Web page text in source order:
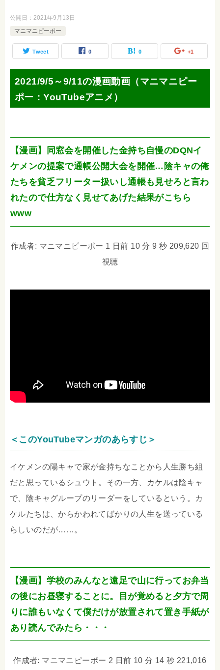
公開日： 2021年9月13日
マニマニピーポー
Tweet 0 0 +1
2021/9/5～9/11の漫画動画（マニマニピー
ポー：YouTubeアニメ）
【漫画】同窓会を開催した金持ち自慢のDQNイ
ケメンの提案で通帳公開大会を開催…陰キャの俺
たちを貧乏フリーター扱いし通帳も見せろと言わ
れたので仕方なく見せてあげた結果がこちら
www
作成者: マニマニピーポー 1 日前 10 分 9 秒 209,620 回
視聴
＜このYouTubeマンガのあらすじ＞
イケメンの陽キャで家が金持ちなことから人生勝ち組
だと思っているシュウト。その一方、カケルは陰キャ
で、陰キャグループのリーダーをしているという。カ
ケルたちは、からかわれてばかりの人生を送っている
らしいのだが……。
【漫画】学校のみんなと遠足で山に行ってお弁当
の後にお昼寝することに。目が覚めると夕方で周
りに誰もいなくて僕だけが放置されて置き手紙が
あり読んでみたら・・・
作成者: マニマニピーポー 2 日前 10 分 14 秒 221,016